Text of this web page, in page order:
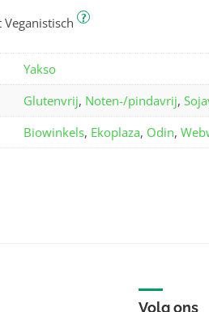
?
Yakso
Glutenvrij, Noten-/pindavrij,
Biowinkels, Ekoplaza, Odin,
Volg ons